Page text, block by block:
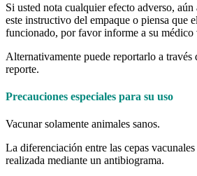
Si usted nota cualquier efecto adverso,
este instructivo del empaque o piensa que
funcionado, por favor informe a su médico
Alternativamente puede reportarlo a través
reporte.
Precauciones especiales para su uso
Vacunar solamente animales sanos.
La diferenciación entre las cepas
realizada mediante un antibiograma.